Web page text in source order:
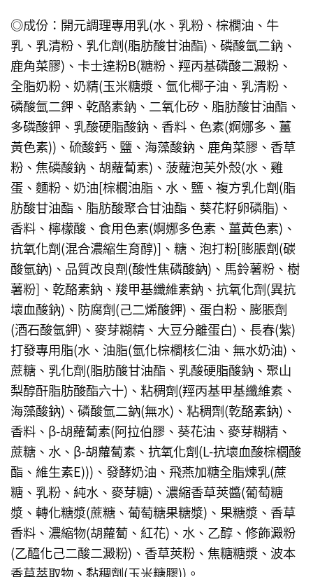
◎成份：開元調理專用乳(水、乳粉、棕櫚油、牛
乳、乳清粉、乳化劑(脂肪酸甘油酯)、磷酸氫二鈉、
鹿角菜膠)、卡士達粉B(糖粉、羥丙基磷酸二澱粉、
全脂奶粉、奶精(玉米糖漿、氫化椰子油、乳清粉、
磷酸氫二鉀、乾酪素鈉、二氧化矽、脂肪酸甘油酯、
多磷酸鉀、乳酸硬脂酸鈉、香料、色素(婀娜多、薑
黃色素))、硫酸鈣、鹽、海藻酸鈉、鹿角菜膠、香草
粉、焦磷酸鈉、胡蘿蔔素)、菠蘿泡芙外殼(水、雞
蛋、麵粉、奶油[棕櫚油脂、水、鹽、複方乳化劑(脂
肪酸甘油酯、脂肪酸聚合甘油酯、葵花籽卵磷脂)、
香料、檸檬酸、食用色素(婀娜多色素、薑黃色素)、
抗氧化劑(混合濃縮生育醇)]、糖、泡打粉[膨脹劑(碳
酸氫鈉)、品質改良劑(酸性焦磷酸鈉)、馬鈴薯粉、樹
薯粉]、乾酪素鈉、羧甲基纖維素鈉、抗氧化劑(異抗
壞血酸鈉)、防腐劑(己二烯酸鉀)、蛋白粉、膨脹劑
(酒石酸氫鉀)、麥芽糊精、大豆分離蛋白)、長春(紫)
打發專用脂(水、油脂(氫化棕櫚核仁油、無水奶油)、
蔗糖、乳化劑(脂肪酸甘油酯、乳酸硬脂酸鈉、聚山
梨醇酐脂肪酸酯六十)、粘稠劑(羥丙基甲基纖維素、
海藻酸鈉)、磷酸氫二鈉(無水)、粘稠劑(乾酪素鈉)、
香料、β-胡蘿蔔素(阿拉伯膠、葵花油、麥芽糊精、
蔗糖、水、β-胡蘿蔔素、抗氧化劑(L-抗壞血酸棕櫚酸
酯、維生素E)))、發酵奶油、飛燕加糖全脂煉乳(蔗
糖、乳粉、純水、麥芽糖)、濃縮香草莢醬(葡萄糖
漿、轉化糖漿(蔗糖、葡萄糖果糖漿)、果糖漿、香草
香料、濃縮物(胡蘿蔔、紅花)、水、乙醇、修飾澱粉
(乙醯化己二酸二澱粉)、香草莢粉、焦糖糖漿、波本
香草萃取物、黏稠劑(玉米糖膠))。